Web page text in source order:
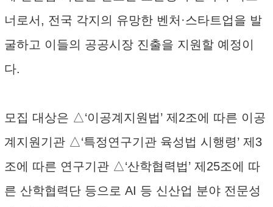
너로서, 전국 각지의 유망한 벤처·스타트업을 발
굴하고 이들의 공공시장 진출을 지원할 예정이
다.
모집 대상은 △‘이공계지원법’ 제2조에 따른 이공
계지원기관 △‘특정연구기관 육성법 시행령’ 제3
조에 따른 연구기관 △‘산학협력법’ 제25조에 따
른 산학협력단 등으로 AI 등 신산업 분야 전문성